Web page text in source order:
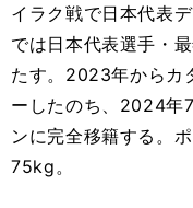
イラク戦で日本代表
では日本代表選手・
たす。2023年からカ
ーしたのち、2024年
ンに完全移籍する。
75kg。